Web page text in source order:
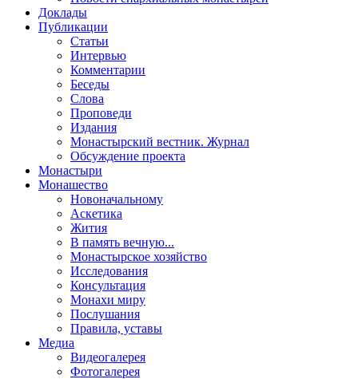
Доклады
Публикации
Статьи
Интервью
Комментарии
Беседы
Слова
Проповеди
Издания
Монастырский вестник. Журнал
Обсуждение проекта
Монастыри
Монашество
Новоначальному
Аскетика
Жития
В память вечную...
Монастырское хозяйство
Исследования
Консультация
Монахи миру
Послушания
Правила, уставы
Медиа
Видеогалерея
Фотогалерея